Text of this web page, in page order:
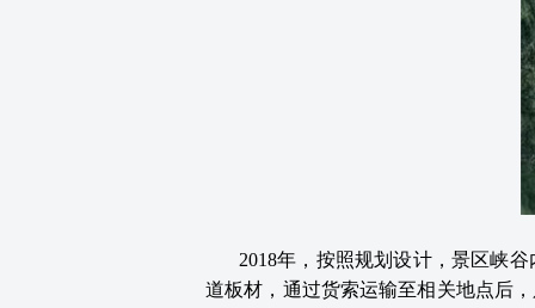
2018年，按照规划设计，景区峡
道板材，通过货索运输至相关地点后